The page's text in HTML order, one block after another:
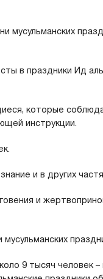
мусульманских
в праздники Ид
которые
инструкции.
и в других
и
9 тысяч человек